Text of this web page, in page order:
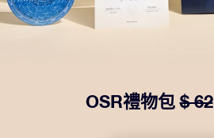
OSR禮物包$ 62